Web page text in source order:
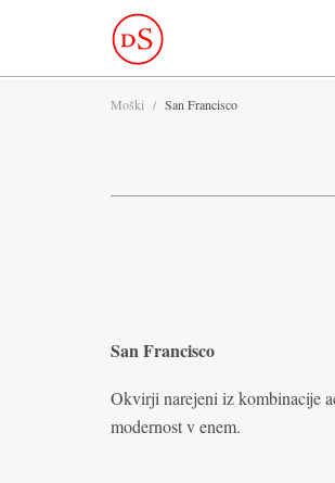
Moški / San Francisco
San Francisco
Okvirji narejeni iz kombinacije
modernost v enem.